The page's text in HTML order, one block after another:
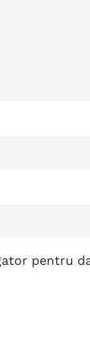
pentru